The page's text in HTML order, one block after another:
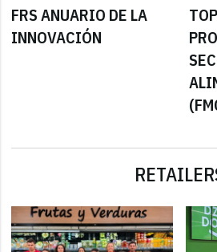
FRS ANUARIO DE LA
INNOVACIÓN